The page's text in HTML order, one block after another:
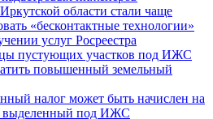
области стали чаще
«бесконтактные технологии»
услуг Росреестра
пустующих участков под ИЖС
повышенный земельный
налог может быть начислен на
выделенный под ИЖС